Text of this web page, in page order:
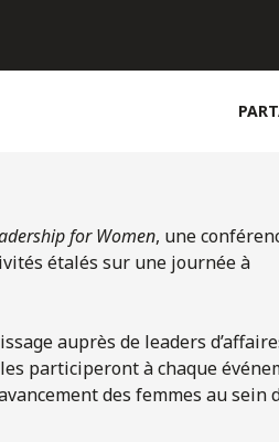
for Women, une
étalés sur une journée à
auprès de leaders
participeront à chaque
des femmes au sein